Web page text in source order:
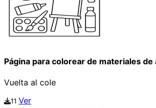
Página para colorear de materiales de
Vuelta al cole
11 Ver